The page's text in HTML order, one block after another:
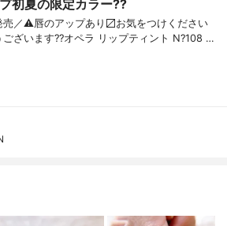
初夏の限定カラー??
売／ ⚠️唇のアップあり〼 お気をつけください
ございます? ?オペラ リップティント N ?108 …